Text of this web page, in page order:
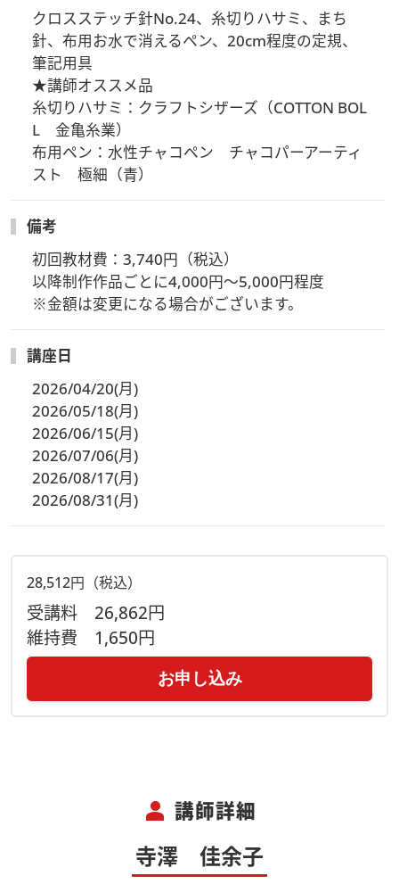
クロスステッチ針No.24、糸切りハサミ、まち
針、布用お水で消えるペン、20cm程度の定規、
筆記用具
★講師オススメ品
糸切りハサミ：クラフトシザーズ（COTTON BOL
L　金亀糸業）
布用ペン：水性チャコペン　チャコパーアーティ
スト　極細（青）
備考
初回教材費：3,740円（税込）
以降制作作品ごとに4,000円～5,000円程度
※金額は変更になる場合がございます。
講座日
2026/04/20(月)
2026/05/18(月)
2026/06/15(月)
2026/07/06(月)
2026/08/17(月)
2026/08/31(月)
28,512円（税込）
受講料 26,862円
維持費 1,650円
お申し込み
person 講師詳細
寺澤 佳余子